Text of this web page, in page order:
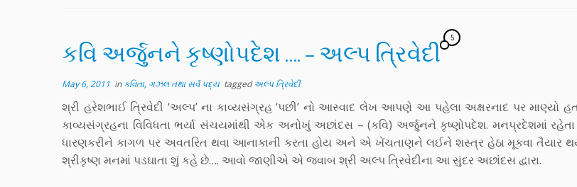
કવિ અર્જુનને કૃષ્ણોપદેશ …. – અલ્પ ત્રિવેદી
5
May 6, 2011 inકવિતા, ગઝલ તથા સર્વ પદ્ય taggedઅલ્પ ત્રિવેદી
શ્રી હરેશભાઈ ત્રિવેદી ‘અલ્પ’ ના કાવ્યસંગ્રહ ‘પછી’ નો આસ્વાદ લેખ આપણે આ પહેલા અક્ષરનાદ પર
કાવ્યસંગ્રહના વિવિધતા ભર્યા સંચયમાંથી એક અનોખું અછાંદસ – (કવિ) અર્જુનને કૃષ્ણોપદેશ. મનપ્રદેશમાં
ધારણકરીને કાગળ પર અવતરિત થવા આનાકાની કરતા હોય અને એ ખેંચતાણને લઈને શસ્ત્ર હેઠા મૂકવા તૈયાર
શ્રીકૃષ્ણ મનમાં પડઘાતા શું કહે છે…. આવો જાણીએ એ જવાબ શ્રી અલ્પ ત્રિવેદીના આ સુંદર અછાંદસ દ્વારા.